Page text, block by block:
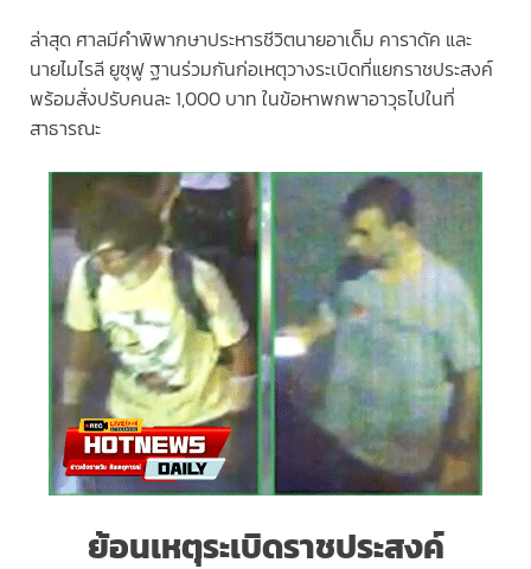
ล่าสุด ศาลมีคำพิพากษาประหารชีวิตนายอาเด็ม คาราดัค และ
นายไมไรลี ยูซุฟู ฐานร่วมกันก่อเหตุวางระเบิดที่แยกราชประสงค์
พร้อมสั่งปรับคนละ 1,000 บาท ในข้อหาพกพาอาวุธไปในที่
สาธารณะ
ย้อนเหตุระเบิดราชประสงค์